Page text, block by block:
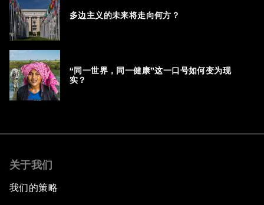
多边主义的未来将走向何方？
“同一世界，同一健康”这一口号如何变为现
实？
关于我们
我们的策略